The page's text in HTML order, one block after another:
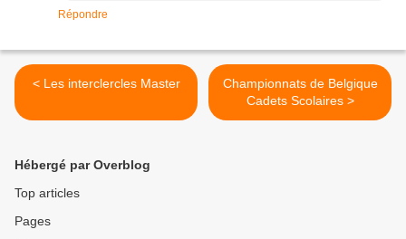
Répondre
< Les interclercles Master
Championnats de Belgique
Cadets Scolaires >
Hébergé par Overblog
Top articles
Pages